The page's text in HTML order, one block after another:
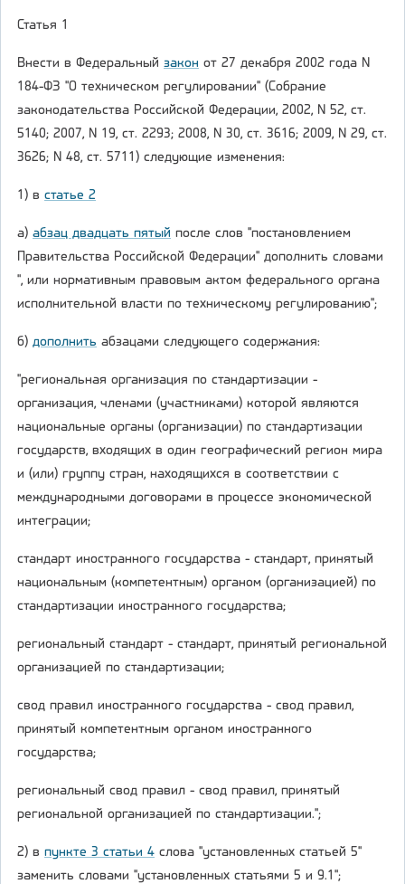
Статья 1
Внести в Федеральный закон от 27 декабря 2002 года N
184-ФЗ "О техническом регулировании" (Собрание
законодательства Российской Федерации, 2002, N 52, ст.
5140; 2007, N 19, ст. 2293; 2008, N 30, ст. 3616; 2009, N 29, ст.
3626; N 48, ст. 5711) следующие изменения:
1) в статье 2
а) абзац двадцать пятый после слов "постановлением
Правительства Российской Федерации" дополнить словами
", или нормативным правовым актом федерального органа
исполнительной власти по техническому регулированию";
б) дополнить абзацами следующего содержания:
"региональная организация по стандартизации -
организация, членами (участниками) которой являются
национальные органы (организации) по стандартизации
государств, входящих в один географический регион мира
и (или) группу стран, находящихся в соответствии с
международными договорами в процессе экономической
интеграции;
стандарт иностранного государства - стандарт, принятый
национальным (компетентным) органом (организацией) по
стандартизации иностранного государства;
региональный стандарт - стандарт, принятый региональной
организацией по стандартизации;
свод правил иностранного государства - свод правил,
принятый компетентным органом иностранного
государства;
региональный свод правил - свод правил, принятый
региональной организацией по стандартизации.";
2) в пункте 3 статьи 4 слова "установленных статьей 5"
заменить словами "установленных статьями 5 и 9.1";